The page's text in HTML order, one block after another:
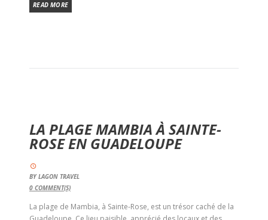
READ MORE
LA PLAGE MAMBIA À SAINTE-
ROSE EN GUADELOUPE
BYLAGON TRAVEL
0 COMMENT(S)
La plage de Mambia, à Sainte-Rose, est un trésor caché de la